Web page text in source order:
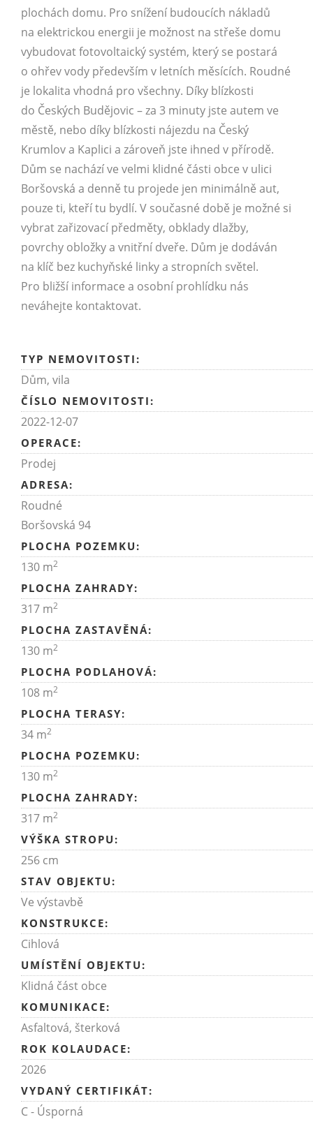
plochách domu. Pro snížení budoucích nákladů
na elektrickou energii je možnost na střeše domu
vybudovat fotovoltaický systém, který se postará
o ohřev vody především v letních měsících. Roudné
je lokalita vhodná pro všechny. Díky blízkosti
do Českých Budějovic – za 3 minuty jste autem ve
městě, nebo díky blízkosti nájezdu na Český
Krumlov a Kaplici a zároveň jste ihned v přírodě.
Dům se nachází ve velmi klidné části obce v ulici
Boršovská a denně tu projede jen minimálně aut,
pouze ti, kteří tu bydlí. V současné době je možné si
vybrat zařizovací předměty, obklady dlažby,
povrchy obložky a vnitřní dveře. Dům je dodáván
na klíč bez kuchyňské linky a stropních světel.
Pro bližší informace a osobní prohlídku nás
neváhejte kontaktovat.
TYP NEMOVITOSTI:
Dům, vila
ČÍSLO NEMOVITOSTI:
2022-12-07
OPERACE:
Prodej
ADRESA:
Roudné
Boršovská 94
PLOCHA POZEMKU:
130 m2
PLOCHA ZAHRADY:
317 m2
PLOCHA ZASTAVĚNÁ:
130 m2
PLOCHA PODLAHOVÁ:
108 m2
PLOCHA TERASY:
34 m2
PLOCHA POZEMKU:
130 m2
PLOCHA ZAHRADY:
317 m2
VÝŠKA STROPU:
256 cm
STAV OBJEKTU:
Ve výstavbě
KONSTRUKCE:
Cihlová
UMÍSTĚNÍ OBJEKTU:
Klidná část obce
KOMUNIKACE:
Asfaltová, šterková
ROK KOLAUDACE:
2026
VYDANÝ CERTIFIKÁT:
C - Úsporná